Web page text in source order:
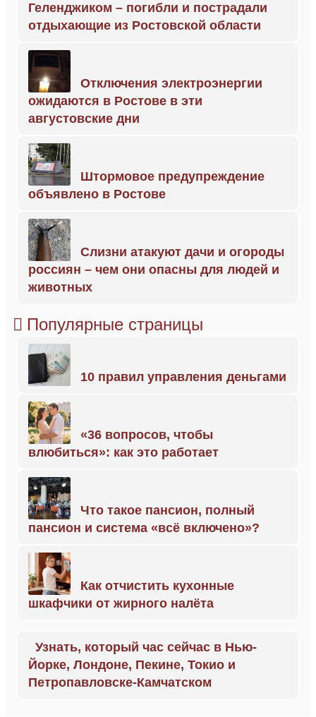
Геленджиком – погибли и пострадали
отдыхающие из Ростовской области
Отключения электроэнергии
ожидаются в Ростове в эти
августовские дни
Штормовое предупреждение
объявлено в Ростове
Слизни атакуют дачи и огороды
россиян – чем они опасны для людей и
животных
Популярные страницы
10 правил управления деньгами
«36 вопросов, чтобы
влюбиться»: как это работает
Что такое пансион, полный
пансион и система «всё включено»?
Как отчистить кухонные
шкафчики от жирного налёта
Узнать, который час сейчас в Нью-
Йорке, Лондоне, Пекине, Токио и
Петропавловске-Камчатском